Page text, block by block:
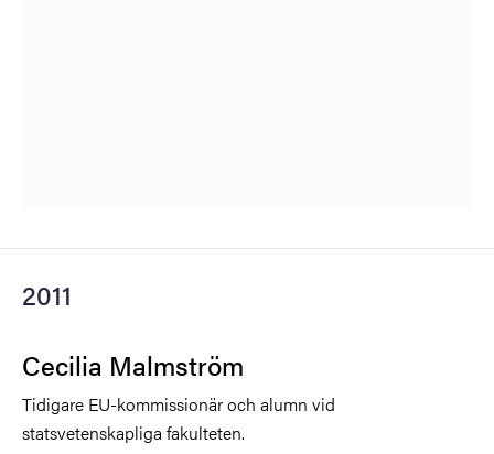
2011
Cecilia Malmström
Tidigare EU-kommissionär och alumn vid
statsvetenskapliga fakulteten.